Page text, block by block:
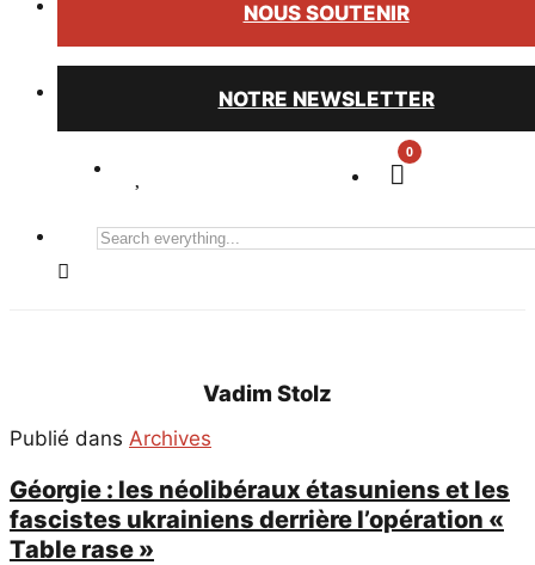
NOUS SOUTENIR
NOTRE NEWSLETTER
0
Search
Vadim Stolz
Publié dans Archives
Géorgie : les néolibéraux étasuniens et les
fascistes ukrainiens derrière l’opération «
Table rase »